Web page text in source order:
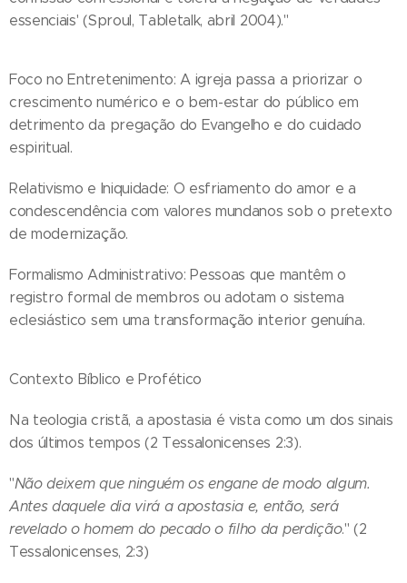
essenciais' (Sproul, Tabletalk, abril 2004)."
Foco no Entretenimento: A igreja passa a priorizar o
crescimento numérico e o bem-estar do público em
detrimento da pregação do Evangelho e do cuidado
espiritual.
Relativismo e Iniquidade: O esfriamento do amor e a
condescendência com valores mundanos sob o pretexto
de modernização.
Formalismo Administrativo: Pessoas que mantêm o
registro formal de membros ou adotam o sistema
eclesiástico sem uma transformação interior genuína.
Contexto Bíblico e Profético
Na teologia cristã, a apostasia é vista como um dos sinais
dos últimos tempos (2 Tessalonicenses 2:3).
"Não deixem que ninguém os engane de modo algum.
Antes daquele dia virá a apostasia e, então, será
revelado o homem do pecado o filho da perdição." (2
Tessalonicenses, 2:3)